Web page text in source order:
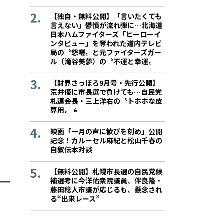
【独自・無料公開】「言いたくても
言えない」鬱憤が流れ弾に…北海道
日本ハムファイターズ「ヒーローイ
ンタビュー」を奪われた道内テレビ
局の〝怨嗟〟と元ファイターズガー
ル（滝谷美夢）の〝不運と幸運〟
【財界さっぽろ9月号・先行公開】
荒井優に市長選で負けても…自民党
札連会長・三上洋右の〝トホホな皮
算用〟
映画「一月の声に歓びを刻め」公開
記念！カルーセル麻紀と松山千春の
自叙伝本対談
【無料公開】札幌市長選の自民党候
補選考に今洋佑衆院議員、伴良隆・
藤田稔人市議が応じるも、懸念され
る“出来レース”